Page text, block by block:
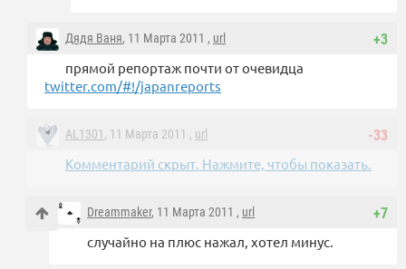
+3
Дядя Ваня, 11 Марта 2011 , url
прямой репортаж почти от очевидца
twitter.com/#!/japanreports
-33
AL1301 , 11 Марта 2011 , url
Комментарий скрыт. Нажмите, чтобы показать.
+7
Dreammaker, 11 Марта 2011 , url
случайно на плюс нажал, хотел минус.